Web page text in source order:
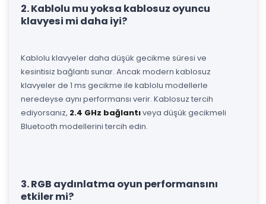
2. Kablolu mu yoksa kablosuz oyuncu
klavyesi mi daha iyi?
Kablolu klavyeler daha düşük gecikme süresi ve
kesintisiz bağlantı sunar. Ancak modern kablosuz
klavyeler de 1 ms gecikme ile kablolu modellerle
neredeyse aynı performansı verir. Kablosuz tercih
ediyorsanız, 2.4 GHz bağlantıveya düşük gecikmeli
Bluetooth modellerini tercih edin.
3. RGB aydınlatma oyun performansını
etkiler mi?